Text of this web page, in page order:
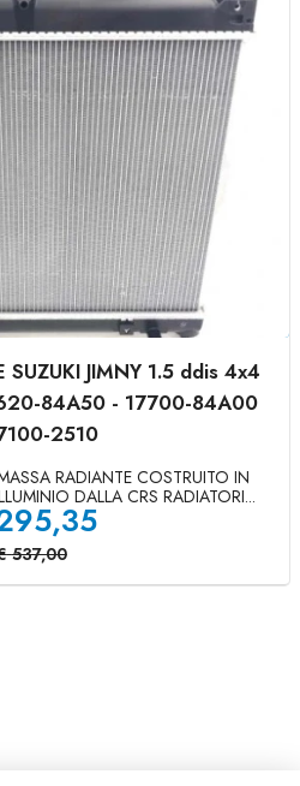
SUZUKI JIMNY 1.5 ddis 4x4
84A50 - 17700-84A00
2510
RADIANTE COSTRUITO IN
DALLA CRS RADIATORI...
537,00